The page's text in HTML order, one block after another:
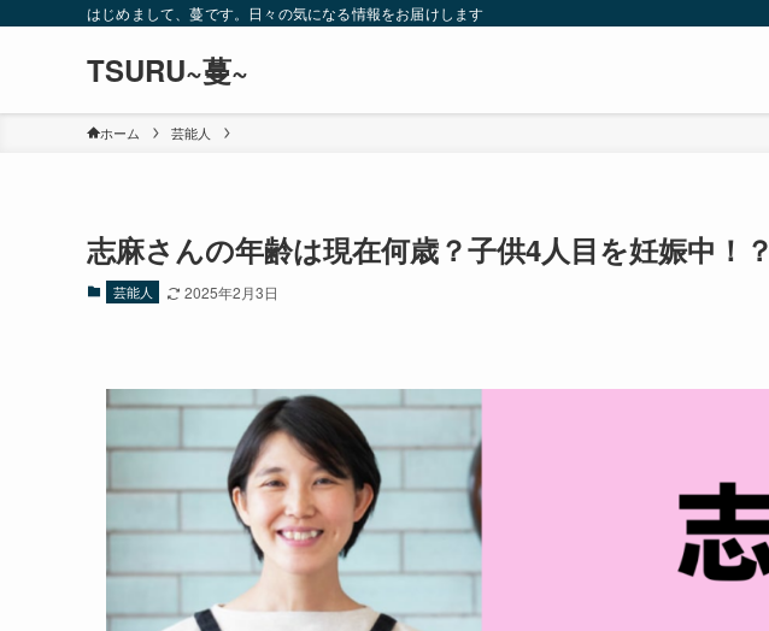
はじめまして、蔓です。日々の気になる情報をお届けします
TSURU~蔓~
ホーム 芸能人
志麻さんの年齢は現在何歳？子供4人目を妊娠中！？
芸能人 2025年2月3日